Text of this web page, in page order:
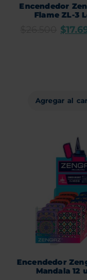
Encendedor
Flame ZL-3
$
Agregar al
Encendedor
Mandala 12